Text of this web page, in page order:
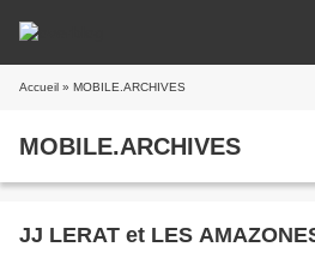
Accueil » MOBILE.ARCHIVES
MOBILE.ARCHIVES
JJ LERAT et LES